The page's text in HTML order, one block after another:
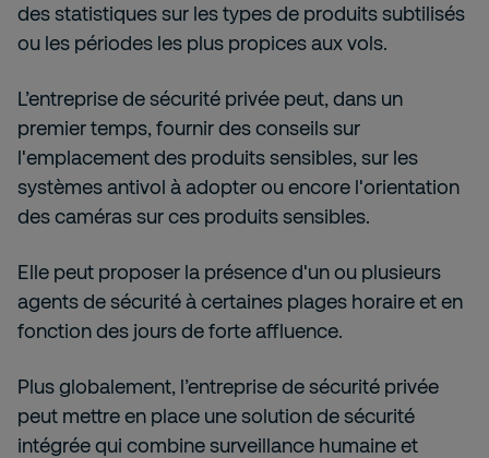
des statistiques sur les types de produits subtilisés
ou les périodes les plus propices aux vols.
L’entreprise de sécurité privée peut, dans un
premier temps, fournir des conseils sur
l'emplacement des produits sensibles, sur les
systèmes antivol à adopter ou encore l'orientation
des caméras sur ces produits sensibles.
Elle peut proposer la présence d'un ou plusieurs
agents de sécurité à certaines plages horaire et en
fonction des jours de forte affluence.
Plus globalement, l’entreprise de sécurité privée
peut mettre en place une solution de sécurité
intégrée qui combine surveillance humaine et